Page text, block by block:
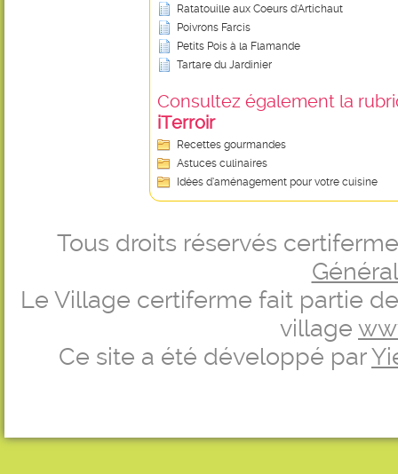
Ratatouille aux Coeurs d'Artichaut
Poivrons Farcis
Petits Pois à la Flamande
Tartare du Jardinier
Consultez également la
iTerroir
Recettes gourmandes
Astuces culinaires
Idées d’aménagement pour votre cuisine
Tous droits réservés
Le Village certiferme fait partie
village
Ce site a été développé par